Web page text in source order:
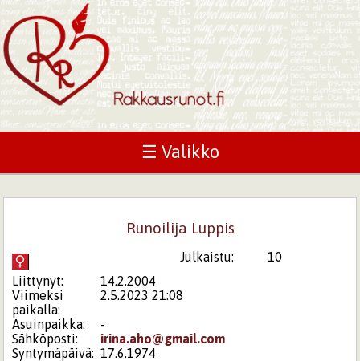
☰ Valikko
Runoilija Luppis
Julkaistu:
10
Liittynyt:
14.2.2004
Viimeksi
paikalla:
2.5.2023 21:08
Asuinpaikka:
-
Sähköposti:
irina.aho@gmail.com
Syntymäpäivä: 17.6.1974